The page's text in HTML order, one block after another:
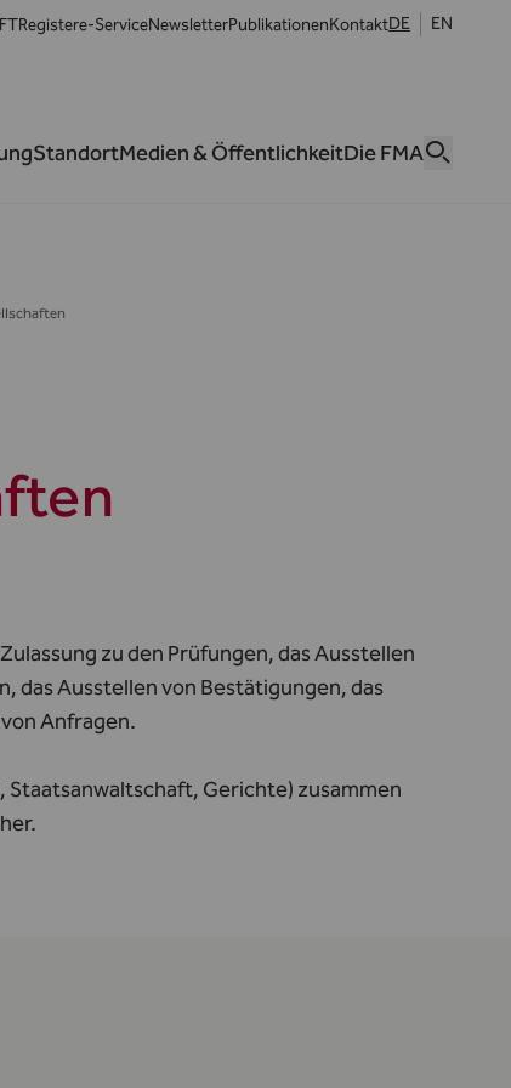
Registere-ServiceNewsletterPublikationenKontaktDE EN
StandortMedien & ÖffentlichkeitDie FMA
zu den Prüfungen, das Ausstellen
das Ausstellen von Bestätigungen, das
Anfragen.
Gerichte) zusammen